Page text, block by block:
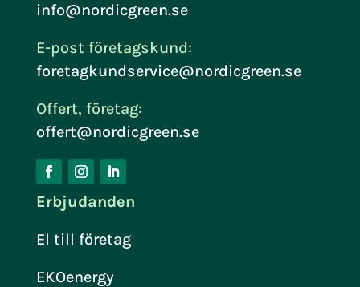
info@nordicgreen.se
E-post företagskund:
foretagkundservice@nordicgreen.se
Offert, företag:
offert@nordicgreen.se
Erbjudanden
El till företag
EKOenergy